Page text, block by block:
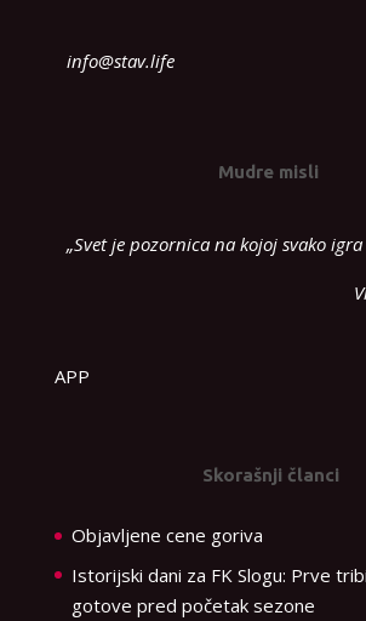
info@stav.life
Mudre misli
„Svet je pozornica na kojoj svako
APP
Skorašnji članci
Objavljene cene goriva
Istorijski dani za FK Slogu: Prve
gotove pred početak sezone